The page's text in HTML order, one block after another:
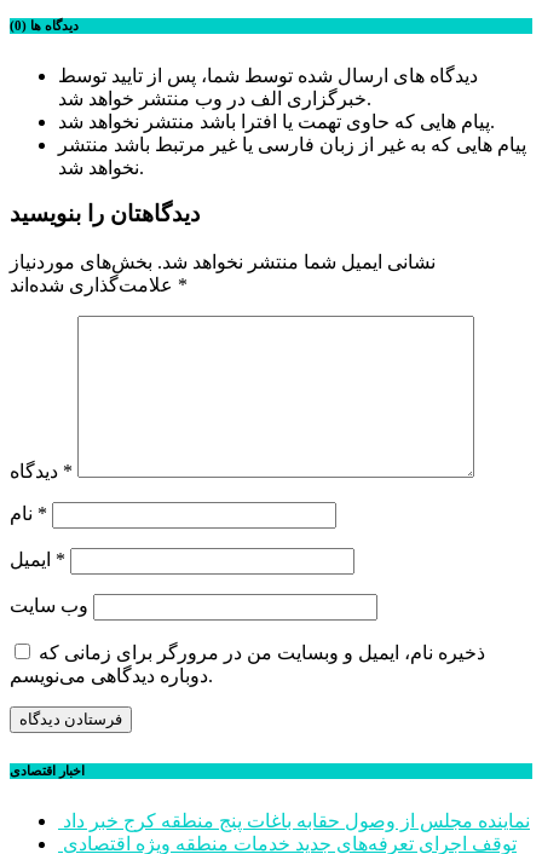
دیدگاه ها (0)
دیدگاه های ارسال شده توسط شما، پس از تایید توسط
خبرگزاری الف در وب منتشر خواهد شد.
پیام هایی که حاوی تهمت یا افترا باشد منتشر نخواهد شد.
پیام هایی که به غیر از زبان فارسی یا غیر مرتبط باشد منتشر
نخواهد شد.
دیدگاهتان را بنویسید
نشانی ایمیل شما منتشر نخواهد شد. بخش‌های موردنیاز
*
*
*
*
وب‌ سایت
ذخیره نام، ایمیل و وبسایت من در مرورگر برای زمانی که
دوباره دیدگاهی می‌نویسم.
اخبار اقتصادی
نماینده مجلس از وصول حقابه باغات پنج منطقه کرج خبر داد